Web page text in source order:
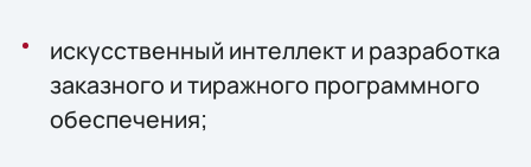
искусственный интеллект и разработка
заказного и тиражного программного
обеспечения;